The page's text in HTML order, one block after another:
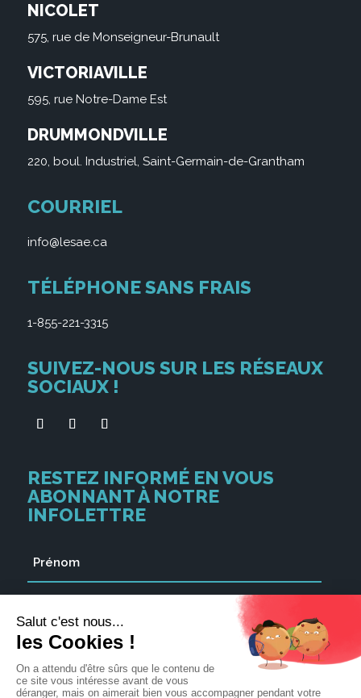
NICOLET
575, rue de Monseigneur-Brunault
VICTORIAVILLE
595, rue Notre-Dame Est
DRUMMONDVILLE
220, boul. Industriel, Saint-Germain-de-Grantham
COURRIEL
info@lesae.ca
TÉLÉPHONE SANS FRAIS
1-855-221-3315
SUIVEZ-NOUS SUR LES RÉSEAUX
SOCIAUX !
RESTEZ INFORMÉ EN VOUS
ABONNANT À NOTRE
INFOLETTRE